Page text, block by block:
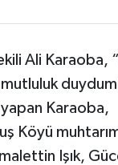
Ali Karaoba,
Karaoba,
Köyü
Işık,